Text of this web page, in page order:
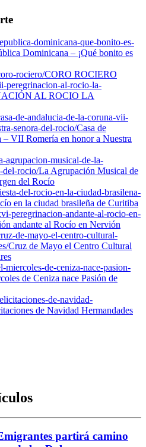
dominicana-que-bonito-es-
Dominicana – ¡Qué bonito es
rociero/CORO ROCIERO
peregrinacion-al-rocio-la-
AL ROCIO LA
de-andalucia-de-la-coruna-vii-
senora-del-rocio/Casa de
VII Romería en honor a Nuestra
agrupacion-musical-de-la-
del-rocio/La Agrupación Musical de
del Rocío
del-rocio-en-la-ciudad-brasilena-
en la ciudad brasileña de Curitiba
peregrinacion-andante-al-rocio-en-
andante al Rocío en Nervión
de-mayo-el-centro-cultural-
Cruz de Mayo el Centro Cultural
de-ceniza-nace-pasion-
de Ceniza nace Pasión de
de-navidad-
de Navidad Hermandades
partirá camino